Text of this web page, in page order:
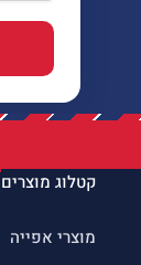
קטלוג מוצרים
מוצרי אפייה